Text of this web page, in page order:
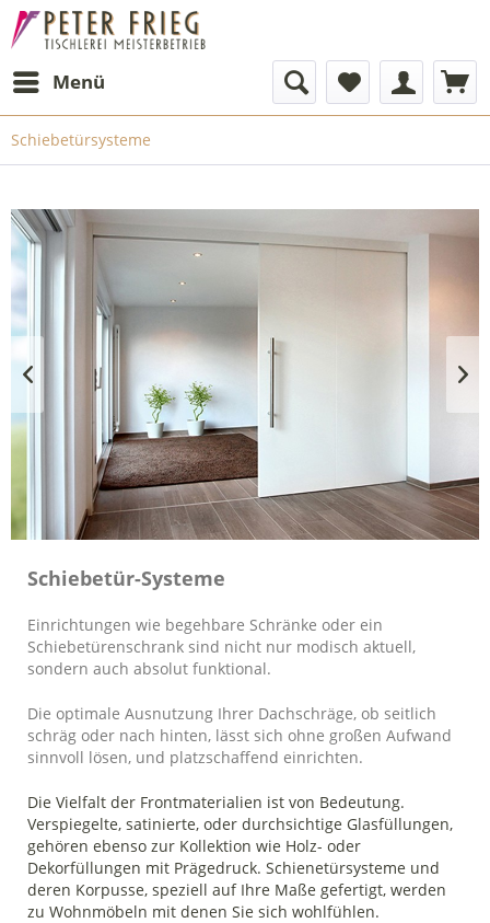
Menü
Schiebetürsysteme
Schiebetür-Systeme
Einrichtungen wie begehbare Schränke oder ein
Schiebetürenschrank sind nicht nur modisch aktuell,
sondern auch absolut funktional.
Die optimale Ausnutzung Ihrer Dachschräge, ob seitlich
schräg oder nach hinten, lässt sich ohne großen Aufwand
sinnvoll lösen, und platzschaffend einrichten.
Die Vielfalt der Frontmaterialien ist von Bedeutung.
Verspiegelte, satinierte, oder durchsichtige Glasfüllungen,
gehören ebenso zur Kollektion wie Holz- oder
Dekorfüllungen mit Prägedruck. Schienetürsysteme und
deren Korpusse, speziell auf Ihre Maße gefertigt, werden
zu Wohnmöbeln mit denen Sie sich wohlfühlen.